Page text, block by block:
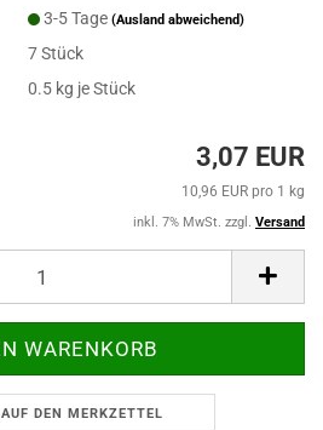
3-5 Tage(Ausland abweichend)
7Stück
0.5 kg je Stück
3,07 EUR
10,96 EUR pro 1 kg
inkl. 7% MwSt. zzgl. Versand
AUF DEN MERKZETTEL